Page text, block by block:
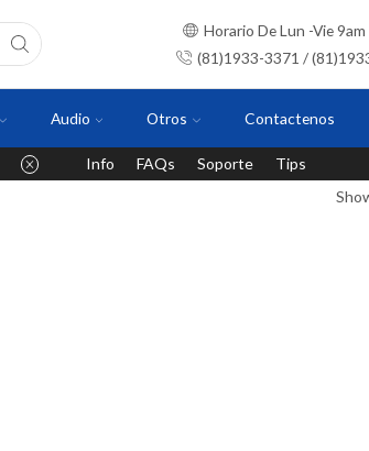
Horario De Lun -Vie 9am
(81)1933-3371 /
Audio Otros Contactenos
Info FAQs Soporte
Tips